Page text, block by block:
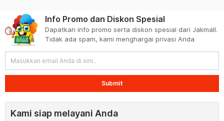
Info Promo dan Diskon Spesial
Dapatkan info promo serta diskon spesial dari Jakmall.
Tidak ada spam, kami menghargai privasi Anda
Submit
Kami siap melayani Anda